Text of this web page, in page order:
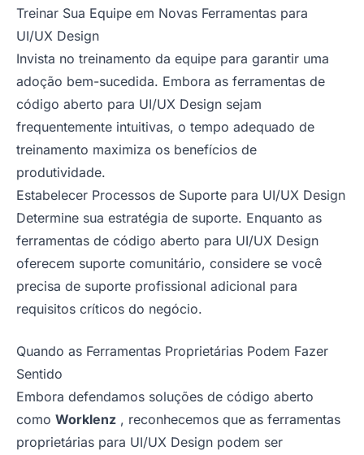
Treinar Sua Equipe em Novas Ferramentas para
UI/UX Design
Invista no treinamento da equipe para garantir uma
adoção bem-sucedida. Embora as ferramentas de
código aberto para UI/UX Design sejam
frequentemente intuitivas, o tempo adequado de
treinamento maximiza os benefícios de
produtividade.
Estabelecer Processos de Suporte para UI/UX Design
Determine sua estratégia de suporte. Enquanto as
ferramentas de código aberto para UI/UX Design
oferecem suporte comunitário, considere se você
precisa de suporte profissional adicional para
requisitos críticos do negócio.
Quando as Ferramentas Proprietárias Podem Fazer
Sentido
Embora defendamos soluções de código aberto
como Worklenz , reconhecemos que as ferramentas
proprietárias para UI/UX Design podem ser